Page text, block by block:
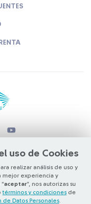
uso de Cookies
realizar análisis de uso y
mejor experiencia y
aceptar”, nos autorizas su
términos y condiciones de
Datos Personales
2026